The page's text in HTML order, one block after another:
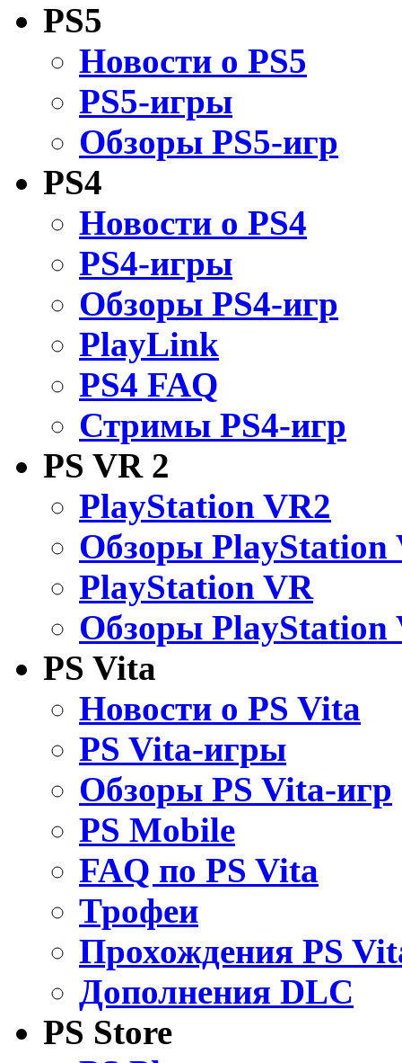
PS5
Новости о PS5
PS5-игры
Обзоры PS5-игр
PS4
Новости о PS4
PS4-игры
Обзоры PS4-игр
PlayLink
PS4 FAQ
Стримы PS4-игр
PS VR 2
PlayStation VR2
Обзоры PlayStation
PlayStation VR
Обзоры PlayStation
PS Vita
Новости о PS Vita
PS Vita-игры
Обзоры PS Vita-игр
PS Mobile
FAQ по PS Vita
Трофеи
Прохождения PS
Дополнения DLC
PS Store